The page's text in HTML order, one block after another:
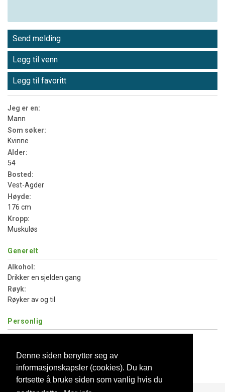
Denne siden benytter seg av
informasjonskapsler (cookies). Du kan
fortsette å bruke siden som vanlig hvis du
Send melding
Legg til venn
Legg til favoritt
Jeg er en:
Mann
Som søker:
Kvinne
Alder:
54
Bosted:
Vest-Agder
Høyde:
176 cm
Kropp:
Muskuløs
Generelt
Alkohol:
Drikker en sjelden gang
Røyk:
Røyker av og til
Personlig
Vil ha barn:
Ønsker ikke barn